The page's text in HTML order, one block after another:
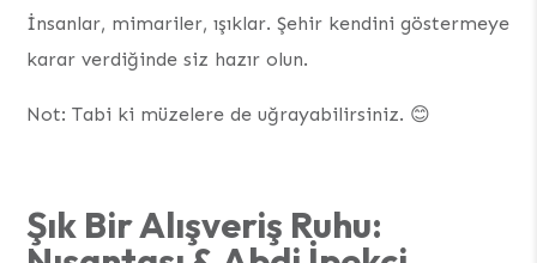
İnsanlar, mimariler, ışıklar. Şehir kendini göstermeye
karar verdiğinde siz hazır olun.
Not: Tabi ki müzelere de uğrayabilirsiniz. 😊
Şık Bir Alışveriş Ruhu: